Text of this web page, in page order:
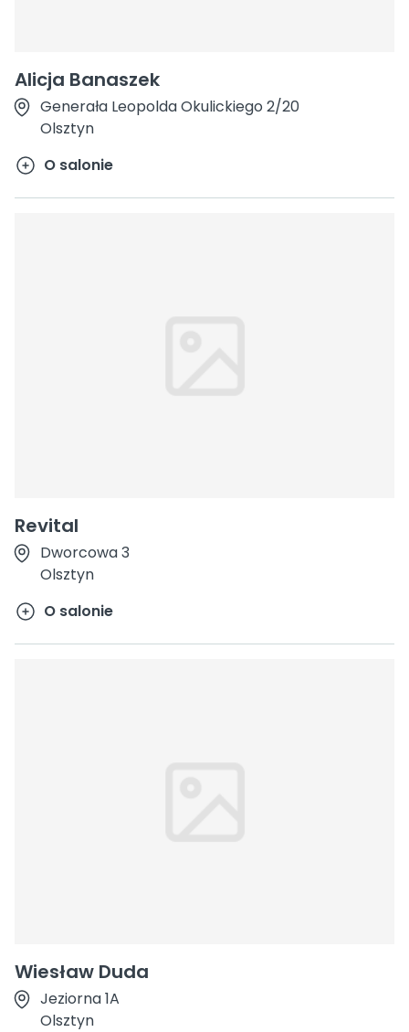
Alicja Banaszek
Generała Leopolda Okulickiego 2/20
Olsztyn
O salonie
Revital
Dworcowa 3
Olsztyn
O salonie
Wiesław Duda
Jeziorna 1A
Olsztyn